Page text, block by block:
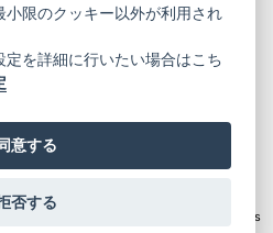
Japanese
CO, LTD.
of the contents of this site, text and images
小限のクッキー以外が利用され
定を詳細に行いたい場合はこち
意する
否する